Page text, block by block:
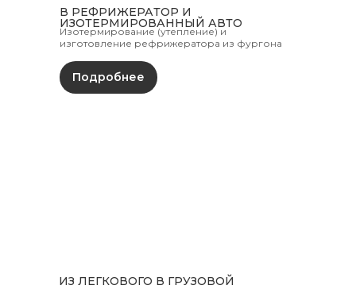
Изотермирование (утепление) и
изготовление рефрижератора из фургона
В РЕФРИЖЕРАТОР И
ИЗОТЕРМИРОВАННЫЙ АВТО
Подробнее
ИЗ ЛЕГКОВОГО В ГРУЗОВОЙ